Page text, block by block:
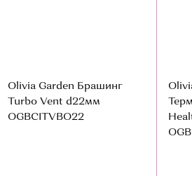
Olivia Garden Брашинг
Turbo Vent d22мм
OGBCITVBO22